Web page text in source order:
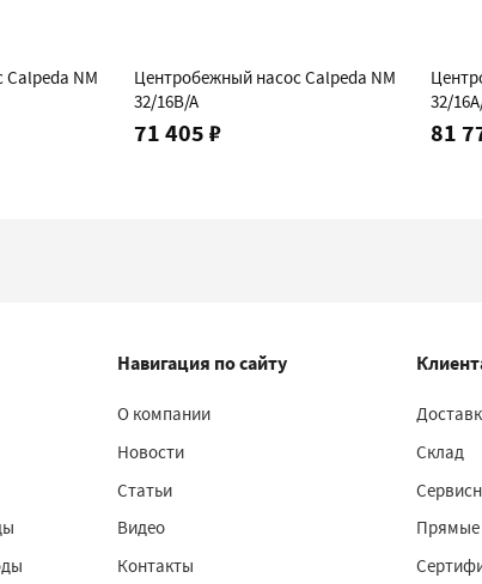
NM
Центробежный насос Calpeda NM
32/16B/A
71 405 ₽
32/
81
Навигация по сайту
О компании
Новости
Статьи
Видео
Контакты
Склад
Прямые